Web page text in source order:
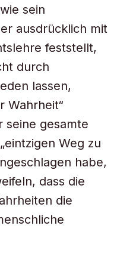
sein
ausdrücklich mit
feststellt,
durch
lassen,
Wahrheit“
seine gesamte
Weg zu
habe,
dass die
die